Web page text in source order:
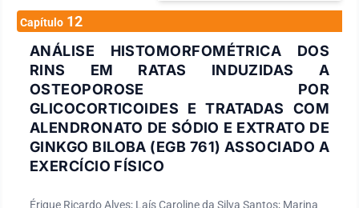
Capítulo 12
ANÁLISE HISTOMORFOMÉTRICA DOS
RINS EM RATAS INDUZIDAS A
OSTEOPOROSE POR
GLICOCORTICOIDES E TRATADAS COM
ALENDRONATO DE SÓDIO E EXTRATO DE
GINKGO BILOBA (EGB 761) ASSOCIADO A
EXERCÍCIO FÍSICO
Érique Ricardo Alves; Laís Caroline da Silva Santos; Marina